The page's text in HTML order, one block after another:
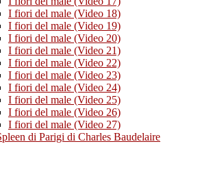
I fiori del male (Video 18)
I fiori del male (Video 19)
I fiori del male (Video 20)
I fiori del male (Video 21)
I fiori del male (Video 22)
I fiori del male (Video 23)
I fiori del male (Video 24)
I fiori del male (Video 25)
I fiori del male (Video 26)
I fiori del male (Video 27)
di Parigi di Charles Baudelaire